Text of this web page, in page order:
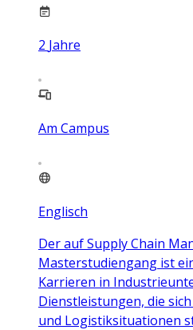
2 Jahre
Am Campus
Englisch
Der auf Supply Chain
Masterstudiengang ist
Karrieren in
Dienstleistungen, die
und Logistiksituationen